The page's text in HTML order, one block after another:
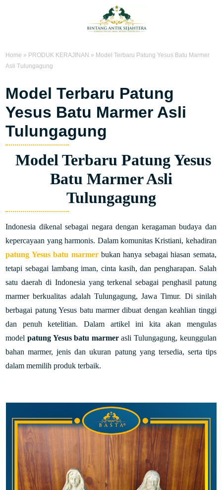
Home » PRODUK KERAJINAN » Model Terbaru Patung Yesus Batu Marmer
Asli Tulungagung
Model Terbaru Patung
Yesus Batu Marmer Asli
Tulungagung
Model Terbaru Patung Yesus
Batu Marmer Asli
Tulungagung
Indonesia dikenal sebagai negara dengan keragaman budaya dan
kepercayaan yang harmonis. Dalam komunitas Kristiani, kehadiran
patung Yesus batu marmerbukan hanya sebagai hiasan semata,
tetapi sebagai lambang iman, cinta kasih, dan pengharapan. Salah
satu daerah di Indonesia yang terkenal sebagai penghasil patung
marmer berkualitas adalah Tulungagung, Jawa Timur. Di sinilah
berbagai patung Yesus batu marmer dibuat dengan keahlian tinggi
dan penuh ketelitian. Dalam artikel ini kita akan mengulas
model patung Yesus batu marmerasli Tulungagung, keunggulan
bahan marmer, jenis dan ukuran patung yang tersedia, serta tips
dalam memilih produk terbaik.